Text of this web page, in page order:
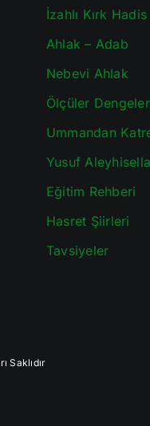
İzahlı Kırk Hadis
Ahlak – Adab
Nebevi Ahlak
Ölçüler Dengeler
Ummandan
Yusuf
Eğitim Rehberi
Hasret Şiirleri
Tavsiyeler
Saklıdır